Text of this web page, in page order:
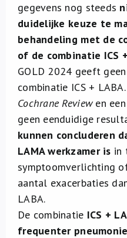
gegevens nog steeds
duidelijke keuze te
behandeling met de
of de combinatie ICS
GOLD 2024 geeft
combinatie ICS +
Cochrane Reviewen
geen eenduidige
kunnen concluderen
LAMA werkzamer is in
symptoomverlichting
aantal exacerbaties
LABA.
De combinatie ICS +
frequenter pneumonie